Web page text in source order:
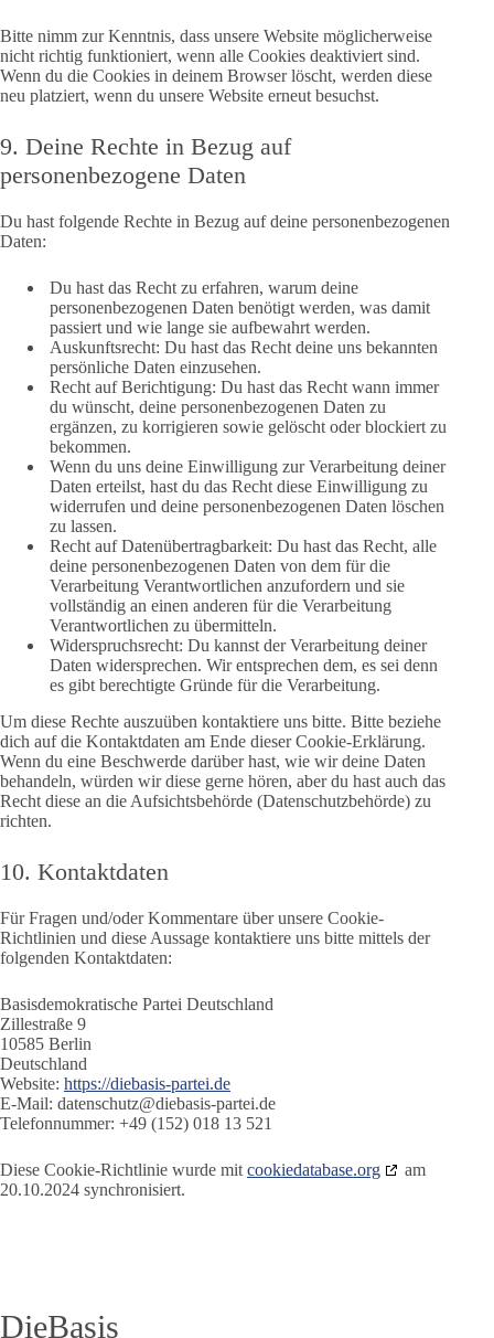
Bitte nimm zur Kenntnis, dass unsere Website möglicherweise
nicht richtig funktioniert, wenn alle Cookies deaktiviert sind.
Wenn du die Cookies in deinem Browser löscht, werden diese
neu platziert, wenn du unsere Website erneut besuchst.
9. Deine Rechte in Bezug auf
personenbezogene Daten
Du hast folgende Rechte in Bezug auf deine personenbezogenen
Daten:
Du hast das Recht zu erfahren, warum deine
personenbezogenen Daten benötigt werden, was damit
passiert und wie lange sie aufbewahrt werden.
Auskunftsrecht: Du hast das Recht deine uns bekannten
persönliche Daten einzusehen.
Recht auf Berichtigung: Du hast das Recht wann immer
du wünscht, deine personenbezogenen Daten zu
ergänzen, zu korrigieren sowie gelöscht oder blockiert zu
bekommen.
Wenn du uns deine Einwilligung zur Verarbeitung deiner
Daten erteilst, hast du das Recht diese Einwilligung zu
widerrufen und deine personenbezogenen Daten löschen
zu lassen.
Recht auf Datenübertragbarkeit: Du hast das Recht, alle
deine personenbezogenen Daten von dem für die
Verarbeitung Verantwortlichen anzufordern und sie
vollständig an einen anderen für die Verarbeitung
Verantwortlichen zu übermitteln.
Widerspruchsrecht: Du kannst der Verarbeitung deiner
Daten widersprechen. Wir entsprechen dem, es sei denn
es gibt berechtigte Gründe für die Verarbeitung.
Um diese Rechte auszuüben kontaktiere uns bitte. Bitte beziehe
dich auf die Kontaktdaten am Ende dieser Cookie-Erklärung.
Wenn du eine Beschwerde darüber hast, wie wir deine Daten
behandeln, würden wir diese gerne hören, aber du hast auch das
Recht diese an die Aufsichtsbehörde (Datenschutzbehörde) zu
richten.
10. Kontaktdaten
Für Fragen und/oder Kommentare über unsere Cookie-
Richtlinien und diese Aussage kontaktiere uns bitte mittels der
folgenden Kontaktdaten:
Basisdemokratische Partei Deutschland
Zillestraße 9
10585 Berlin
Deutschland
Website: https://diebasis-partei.de
E-Mail: datenschutz@diebasis-partei.de
Telefonnummer: +49 (152) 018 13 521
Diese Cookie-Richtlinie wurde mit cookiedatabase.org
am
20.10.2024 synchronisiert.
DieBasis